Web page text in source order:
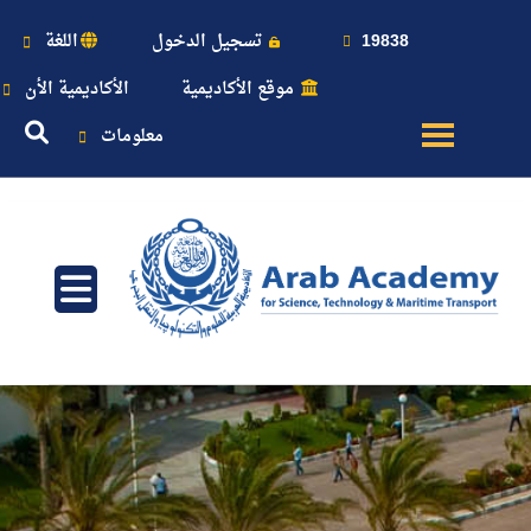
19838 تسجيل الدخول
اللغة
موقع الأكاديمية
الأكاديمية الأن
معلومات
عن
الأكاديمية
البحري
القبول